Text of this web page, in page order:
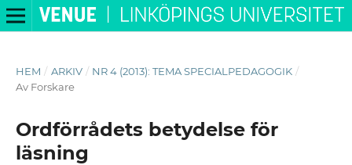
HEM / ARKIV / NR 4 (2013): TEMA SPECIALPEDAGOGIK /
Av Forskare
Ordförrådets betydelse för
läsning